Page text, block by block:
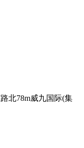
北78m威九国际(集